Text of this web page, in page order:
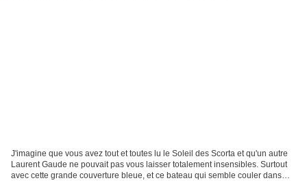
J'imagine que vous avez tout et toutes lu le Soleil des Scorta et qu'un autre
Laurent Gaude ne pouvait pas vous laisser totalement insensibles. Surtout
avec cette grande couverture bleue, et ce bateau qui semble couler dans